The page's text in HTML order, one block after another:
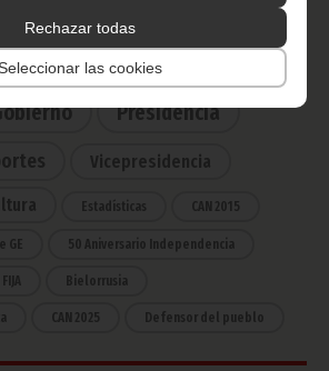
Rechazar todas
las cookies
Presidencia
Vicepresidencia
Estadísticas CAN 2015
GE 50 Aniversario Independencia
FIJA Bielorrusia
CAN 2025 Defensor del pueblo